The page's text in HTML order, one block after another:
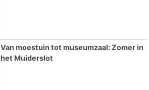
Van moestuin tot museumzaal: Zomer in
het Muiderslot